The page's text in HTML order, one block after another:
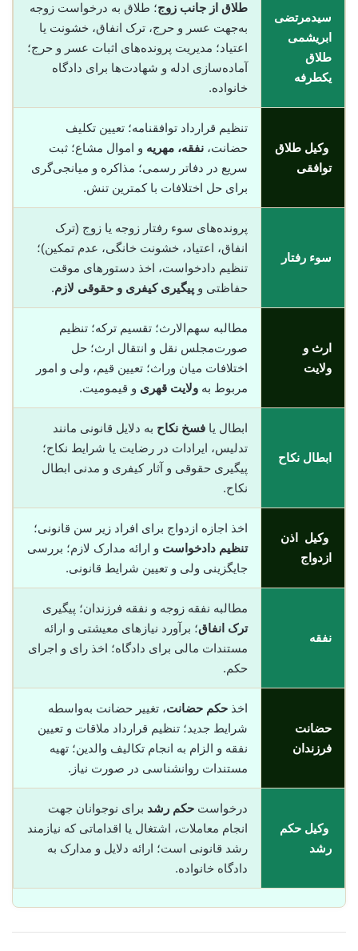
سیدمرتضی
ابریشمی
طلاق
یکطرفه
طلاق از جانب زوج؛ طلاق به درخواست زوجه
به‌جهت عسر و حرج، ترک انفاق، خشونت یا
اعتیاد؛ مدیریت پرونده‌های اثبات عسر و حرج؛
آماده‌سازی ادله و شهادت‌ها برای دادگاه
خانواده.
وکیل طلاق
توافقی
تنظیم قرارداد توافقنامه؛ تعیین تکلیف
حضانت، نفقه، مهریه و اموال مشاع؛ ثبت
سریع در دفاتر رسمی؛ مذاکره و میانجی‌گری
برای حل اختلافات با کمترین تنش.
سوء رفتار
پرونده‌های سوء رفتار زوجه یا زوج (ترک
انفاق، اعتیاد، خشونت خانگی، عدم تمکین)؛
تنظیم دادخواست، اخذ دستورهای موقت
حفاظتی و پیگیری کیفری و حقوقی لازم.
ارث و
ولایت
مطالبه سهم‌الارث؛ تقسیم ترکه؛ تنظیم
صورت‌مجلس نقل و انتقال ارث؛ حل
اختلافات میان وراث؛ تعیین قیم، ولی و امور
مربوط به ولایت قهری و قیمومیت.
ابطال نکاح
ابطال یا فسخ نکاح به دلایل قانونی مانند
تدلیس، ایرادات در رضایت یا شرایط نکاح؛
پیگیری حقوقی و آثار کیفری و مدنی ابطال
نکاح.
وکیل اذن
ازدواج
اخذ اجازه ازدواج برای افراد زیر سن قانونی؛
تنظیم دادخواست و ارائه مدارک لازم؛ بررسی
جایگزینی ولی و تعیین شرایط قانونی.
نفقه
مطالبه نفقه زوجه و نفقه فرزندان؛ پیگیری
ترک انفاق؛ برآورد نیازهای معیشتی و ارائه
مستندات مالی برای دادگاه؛ اخذ رای و اجرای
حکم.
حضانت
فرزندان
اخذ حکم حضانت، تغییر حضانت به‌واسطه
شرایط جدید؛ تنظیم قرارداد ملاقات و تعیین
نفقه و الزام به انجام تکالیف والدین؛ تهیه
مستندات روانشناسی در صورت نیاز.
وکیل حکم
رشد
درخواست حکم رشد برای نوجوانان جهت
انجام معاملات، اشتغال یا اقداماتی که نیازمند
رشد قانونی است؛ ارائه دلایل و مدارک به
دادگاه خانواده.